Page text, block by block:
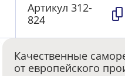
Артикул 312-
824
Качественные
от европейского